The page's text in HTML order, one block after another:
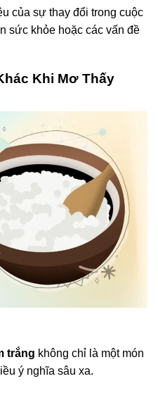
của sự thay đổi trong cuộc
sức khỏe hoặc các vấn đề
Khi Mơ Thấy
trắng không chỉ là một món
ý nghĩa sâu xa.